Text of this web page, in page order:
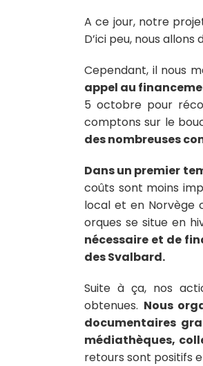
A ce jour, notre
D’ici peu, nous
Cependant, il nous
appel au
5 octobre pour
comptons sur le
des nombreuses
Dans un premier
coûts sont moins
local et en Norvège
orques se situe en
nécessaire et de
des Svalbard.
Suite à ça, nos
obtenues. Nous
documentaires
médiathèques,
retours sont positifs